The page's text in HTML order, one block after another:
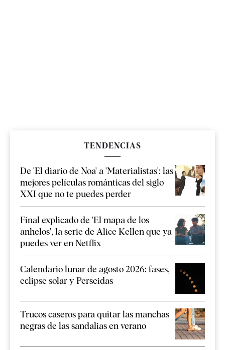
TENDENCIAS
De 'El diario de Noa' a 'Materialistas': las
mejores películas románticas del siglo
XXI que no te puedes perder
Final explicado de 'El mapa de los
anhelos', la serie de Alice Kellen que ya
puedes ver en Netflix
Calendario lunar de agosto 2026: fases,
eclipse solar y Perseidas
Trucos caseros para quitar las manchas
negras de las sandalias en verano